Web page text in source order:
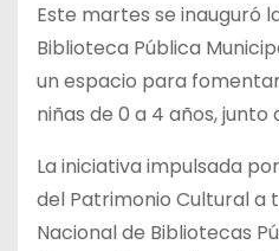
Este martes se inauguró
Biblioteca Pública
un espacio para
niñas de 0 a 4 años, junto
La iniciativa impulsada
del Patrimonio Cultural a
Nacional de Bibliotecas